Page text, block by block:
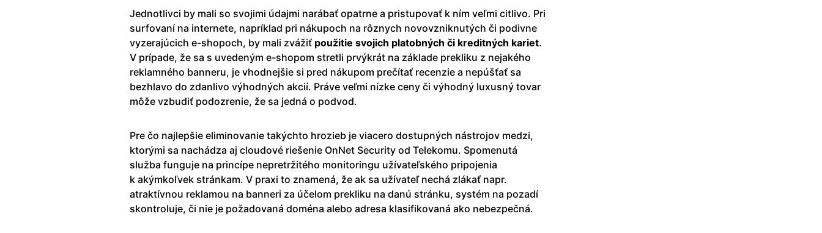
Jednotlivci by mali so svojimi údajmi narábať opatrne a pristupovať k ním veľmi citlivo. Pri
surfovaní na internete, napríklad pri nákupoch na rôznych novovzniknutých či podivne
vyzerajúcich e-shopoch, by mali zvážiť použitie svojich platobných či kreditných kariet.
V prípade, že sa s uvedeným e-shopom stretli prvýkrát na základe prekliku z nejakého
reklamného banneru, je vhodnejšie si pred nákupom prečítať recenzie a nepúšťať sa
bezhlavo do zdanlivo výhodných akcií. Práve veľmi nízke ceny či výhodný luxusný tovar
môže vzbudiť podozrenie, že sa jedná o podvod.
Pre čo najlepšie eliminovanie takýchto hrozieb je viacero dostupných nástrojov medzi,
ktorými sa nachádza aj cloudové riešenie OnNet Security od Telekomu. Spomenutá
služba funguje na princípe nepretržitého monitoringu užívateľského pripojenia
k akýmkoľvek stránkam. V praxi to znamená, že ak sa užívateľ nechá zlákať napr.
atraktívnou reklamou na banneri za účelom prekliku na danú stránku, systém na pozadí
skontroluje, či nie je požadovaná doména alebo adresa klasifikovaná ako nebezpečná.